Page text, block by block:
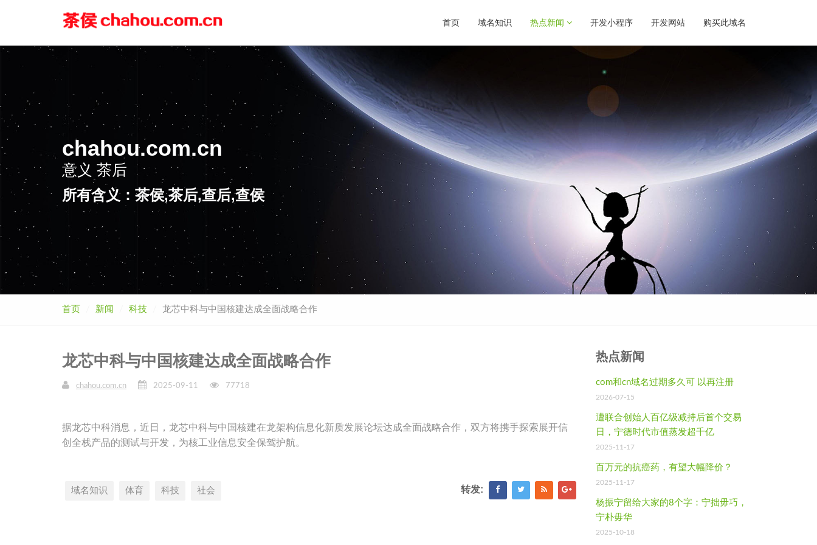
首页 域名知识 热点新闻 开发小程序 开发网站 购买此域名
chahou.com.cn
意义 茶后
所有含义：茶侯,茶后,查后,查侯
首页 新闻 科技 龙芯中科与中国核建达成全面战略合作
龙芯中科与中国核建达成全面战略合作
chahou.com.cn 2025-09-11 77718
据龙芯中科消息，近日，龙芯中科与中国核建在龙架构信息化新质发展论坛达成全面战略合作，双方将携手探索展开信
创全栈产品的测试与开发，为核工业信息安全保驾护航。
域名知识 体育 科技 社会 转发:
热点新闻
com和cn域名过期多久可 以再注册
2026-07-15
遭联合创始人百亿级减持后首个交易
日，宁德时代市值蒸发超千亿
2025-11-17
百万元的抗癌药，有望大幅降价？
2025-11-17
杨振宁留给大家的8个字：宁拙毋巧，
宁朴毋华
2025-10-18